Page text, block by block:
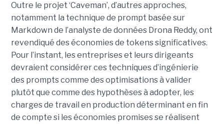
Outre le projet ‘Caveman’, d’autres approches,
notamment la technique de prompt basée sur
Markdown de l’analyste de données Drona Reddy, ont
revendiqué des économies de tokens significatives.
Pour l’instant, les entreprises et leurs dirigeants
devraient considérer ces techniques d’ingénierie
des prompts comme des optimisations à valider
plutôt que comme des hypothèses à adopter, les
charges de travail en production déterminant en fin
de compte si les économies promises se réalisent